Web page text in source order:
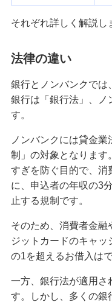
から成功のコツ
キャッシングに
方法やシミュレ
引っ越しの料金
年収1,000万円
額や生活レベル
2024年「定額減
者・減税額・ポ
Visaカード等の
違いは？国際ブ
カードローンと
利や利用限度額
それぞれ詳しく解説し
法律の違い
銀行とノンバンクでは
銀行は「銀行法」、ノ
す。
ノンバンクには貸金
制」の対象となります
すぎを防ぐ目的で、消
に、申込者の年収の3
止する規制です。
そのため、消費者金融
ジットカードのキャ
の1を超えるお借入は
一方、銀行法が適用さ
す。しかし、多くの銀